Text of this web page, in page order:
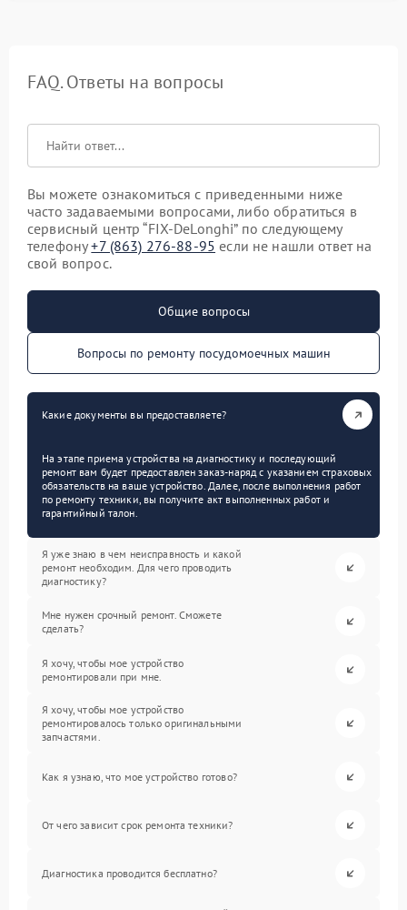
FAQ. Ответы на вопросы
Вы можете ознакомиться с приведенными ниже
часто задаваемыми вопросами, либо обратиться в
сервисный центр “FIX-DeLonghi” по следующему
телефону+7 (863) 276-88-95 если не нашли ответ на
свой вопрос.
Общие вопросы
Вопросы по ремонту посудомоечных машин
Какие документы вы предоставляете?
На этапе приема устройства на диагностику и последующий
ремонт вам будет предоставлен заказ-наряд с указанием страховых
обязательств на ваше устройство. Далее, после выполнения работ
по ремонту техники, вы получите акт выполненных работ и
гарантийный талон.
Я уже знаю в чем неисправность и какой
ремонт необходим. Для чего проводить
диагностику?
Мне нужен срочный ремонт. Сможете
сделать?
Я хочу, чтобы мое устройство
ремонтировали при мне.
Я хочу, чтобы мое устройство
ремонтировалось только оригинальными
запчастями.
Как я узнаю, что мое устройство готово?
От чего зависит срок ремонта техники?
Диагностика проводится бесплатно?